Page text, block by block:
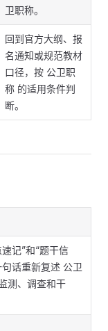
卫职称。
回到官方大纲、报
名通知或规范教材
口径，按 公卫职
称 的适用条件判
断。
记”和“题干信
句话重新复述 公卫
测、调查和干